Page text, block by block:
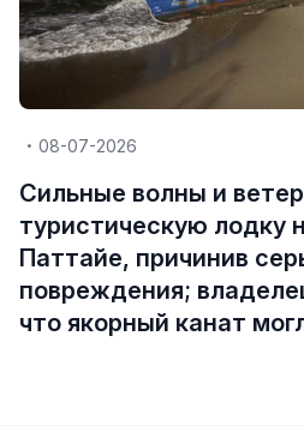
08-07-2026
Сильные волны и
туристическую лодку
Паттайе, причинив
повреждения;
что якорный канат